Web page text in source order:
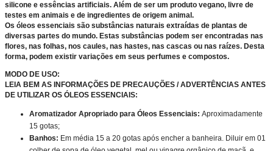
silicone e essências artificiais. Além de ser um produto vegano, livre de
testes em animais e de ingredientes de origem animal.
Os óleos essenciais são substâncias naturais extraídas de plantas de
diversas partes do mundo. Estas substâncias podem ser encontradas nas
flores, nas folhas, nos caules, nas hastes, nas cascas ou nas raízes. Desta
forma, podem existir variações em seus perfumes e compostos.
MODO DE USO:
LEIA BEM AS INFORMAÇÕES DE PRECAUÇÕES / ADVERTÊNCIAS ANTES
DE UTILIZAR OS ÓLEOS ESSENCIAIS:
Aromatizador Apropriado para Óleos Essenciais: Aproximadamente
15 gotas;
Banhos: Em média 15 a 20 gotas após encher a banheira. Diluir em 01